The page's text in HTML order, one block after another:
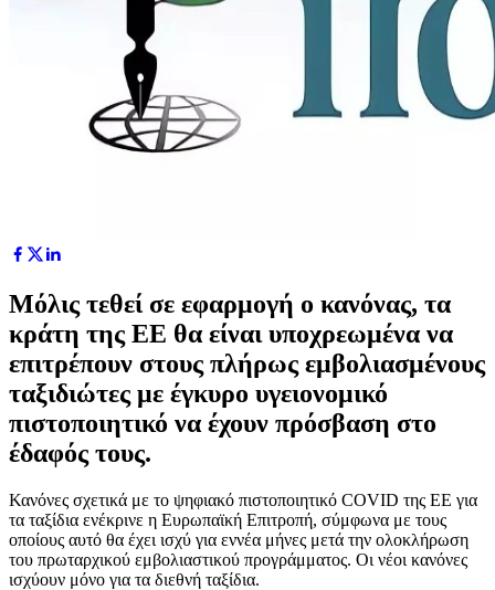
Μόλις τεθεί σε εφαρμογή ο κανόνας, τα
κράτη της ΕΕ θα είναι υποχρεωμένα να
επιτρέπουν στους πλήρως εμβολιασμένους
ταξιδιώτες με έγκυρο υγειονομικό
πιστοποιητικό να έχουν πρόσβαση στο
έδαφός τους.
Κανόνες σχετικά με το ψηφιακό πιστοποιητικό COVID της ΕΕ για
τα ταξίδια ενέκρινε η Ευρωπαϊκή Επιτροπή, σύμφωνα με τους
οποίους αυτό θα έχει ισχύ για εννέα μήνες μετά την ολοκλήρωση
του πρωταρχικού εμβολιαστικού προγράμματος. Οι νέοι κανόνες
ισχύουν μόνο για τα διεθνή ταξίδια.